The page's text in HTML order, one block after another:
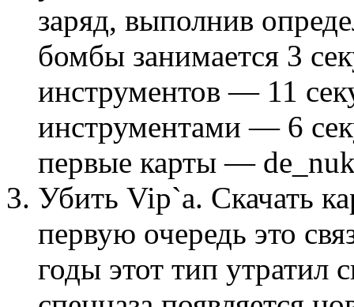
заряд, выполнив
бомбы занимается 3
инструментов — 11
инструментами — 6
первые карты —
Убить Vip`а. Скачать
первую очередь это
годы этот тип утратил